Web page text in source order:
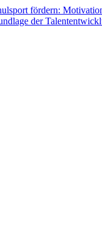
fördern:
der